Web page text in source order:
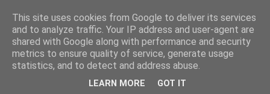
This site uses cookies from Google to deliver its services
and to analyze traffic. Your IP address and user-agent are
shared with Google along with performance and security
metrics to ensure quality of service, generate usage
statistics, and to detect and address abuse.
LEARN MORE GOT IT